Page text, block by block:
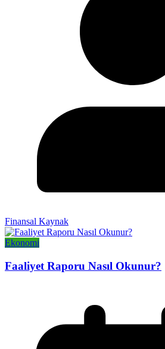
Finansal Kaynak
Ekonomi
Faaliyet Raporu Nasıl Okunur?